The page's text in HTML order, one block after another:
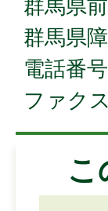
群馬県
群馬県
電話番
ファク
こ